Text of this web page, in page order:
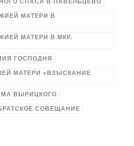
СПАСА В ПАВЕЛЬЦЕВО
МАТЕРИ В
МАТЕРИ В МКР.
ГОСПОДНЯ
МАТЕРИ «ВЗЫСКАНИЕ
ВЫРИЦКОГО
СОВЕЩАНИЕ